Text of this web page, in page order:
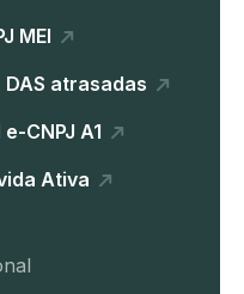
MEI
atrasadas
CNPJ A1
Ativa